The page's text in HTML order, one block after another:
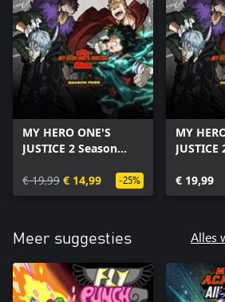
MY HERO ONE'S
JUSTICE 2 Season
€ 19,99 € 14,99 -25%
MY
JUSTICE
€ 19,99
Meer suggesties Alles